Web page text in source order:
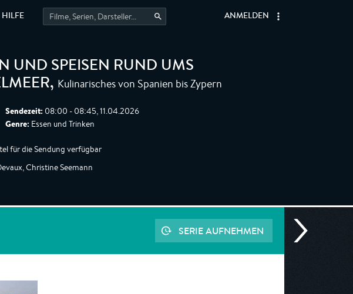
HILFE ANMELDEN
UND SPEISEN RUND UMS
, Kulinarisches von Spanien bis Zypern
Sendezeit: 08:00 - 08:45, 11.04.2026
Genre: Essen und Trinken
für die Sendung verfügbar
Christine Seemann
SERIE AUFNEHMEN